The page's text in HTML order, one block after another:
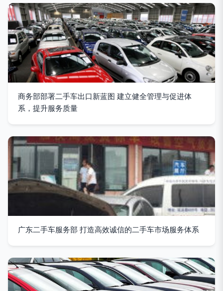
商务部部署二手车出口新蓝图 建立健全管理与促进体
系，提升服务质量
广东二手车服务部 打造高效诚信的二手车市场服务体系